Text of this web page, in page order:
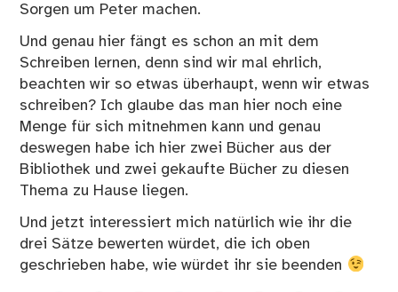
Sorgen um Peter machen.
Und genau hier fängt es schon an mit dem
Schreiben lernen, denn sind wir mal ehrlich,
beachten wir so etwas überhaupt, wenn wir etwas
schreiben? Ich glaube das man hier noch eine
Menge für sich mitnehmen kann und genau
deswegen habe ich hier zwei Bücher aus der
Bibliothek und zwei gekaufte Bücher zu diesen
Thema zu Hause liegen.
Und jetzt interessiert mich natürlich wie ihr die
drei Sätze bewerten würdet, die ich oben
geschrieben habe, wie würdet ihr sie beenden